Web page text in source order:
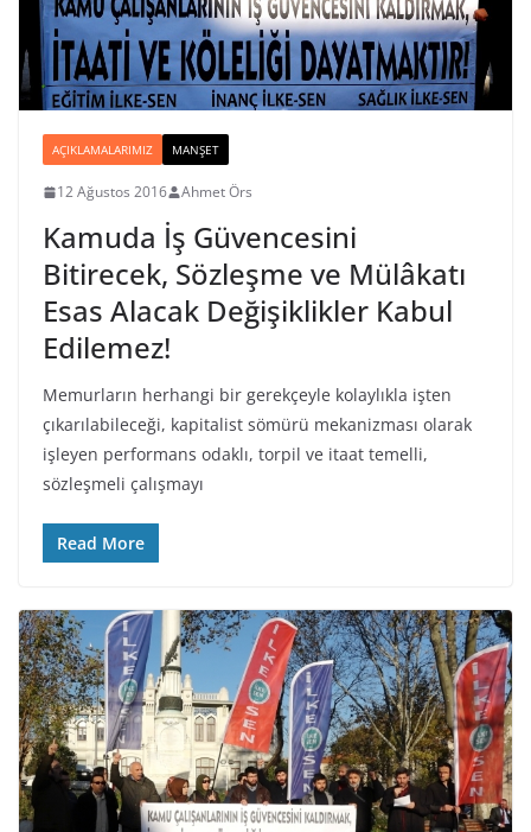
AÇIKLAMALARIMIZ MANŞET
12 Ağustos 2016 Ahmet Örs
Kamuda İş Güvencesini
Bitirecek, Sözleşme ve Mülâkatı
Esas Alacak Değişiklikler Kabul
Edilemez!
Memurların herhangi bir gerekçeyle kolaylıkla işten
çıkarılabileceği, kapitalist sömürü mekanizması olarak
işleyen performans odaklı, torpil ve itaat temelli,
sözleşmeli çalışmayı
Read More